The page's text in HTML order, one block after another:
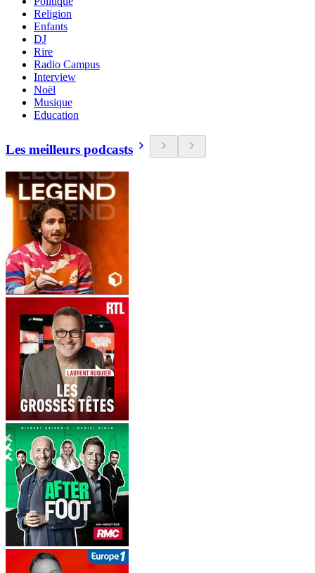
Religion
Enfants
DJ
Rire
Radio Campus
Interview
Noël
Musique
Education
Les meilleurs podcasts